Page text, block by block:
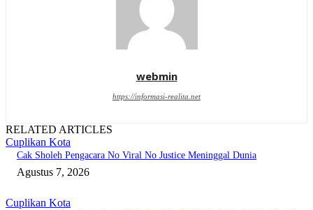
webmin
https://informasi-realita.net
RELATED ARTICLES
Cuplikan Kota
Cak Sholeh Pengacara No Viral No Justice Meninggal Dunia
Agustus 7, 2026
Cuplikan Kota